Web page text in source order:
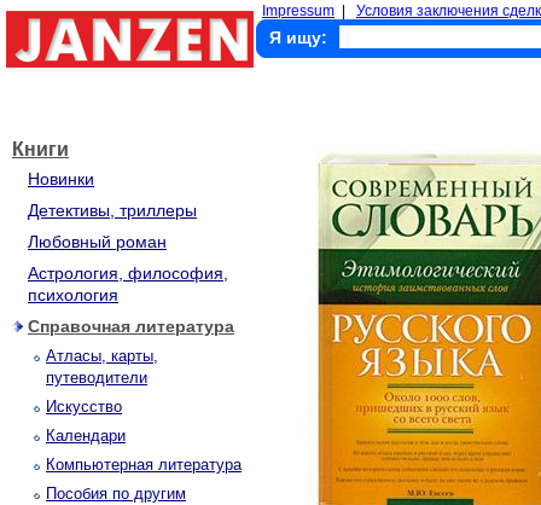
Impressum Условия заключения
Я ищу:
Книги
Новинки
Детективы, триллеры
Любовный роман
Астрология, философия,
психология
Справочная литература
Атласы, карты,
путеводители
Искусство
Календари
Компьютерная литература
Пособия по другим